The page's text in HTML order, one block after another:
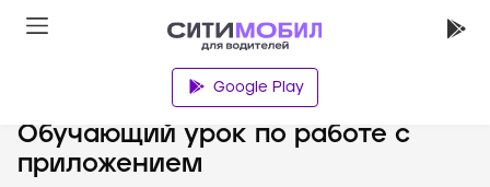
Google Play
Обучающий урок по работе с
приложением